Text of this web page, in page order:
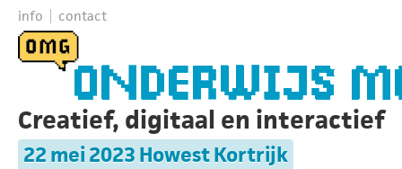
info contact
Creatief, digitaal en interactief
22 mei 2023 Howest Kortrijk